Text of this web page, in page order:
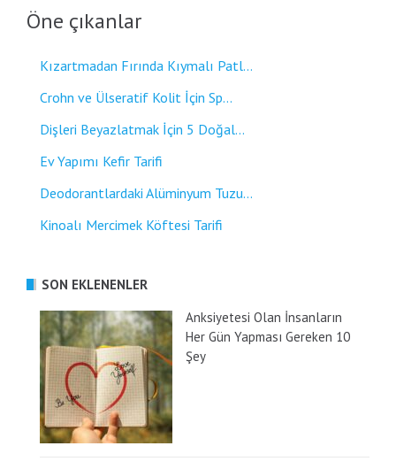
Öne çıkanlar
Kızartmadan Fırında Kıymalı Patl...
Crohn ve Ülseratif Kolit İçin Sp...
Dişleri Beyazlatmak İçin 5 Doğal...
Ev Yapımı Kefir Tarifi
Deodorantlardaki Alüminyum Tuzu...
Kinoalı Mercimek Köftesi Tarifi
SON EKLENENLER
Anksiyetesi Olan İnsanların
Her Gün Yapması Gereken 10
Şey